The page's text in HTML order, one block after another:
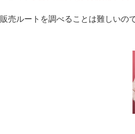
販売ルートを調べることは難しいの